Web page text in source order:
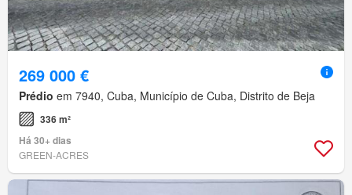
269 000 €
Prédio em 7940, Cuba, Município de Cuba, Distrito de Beja
336 m²
Há 30+ dias
GREEN-ACRES